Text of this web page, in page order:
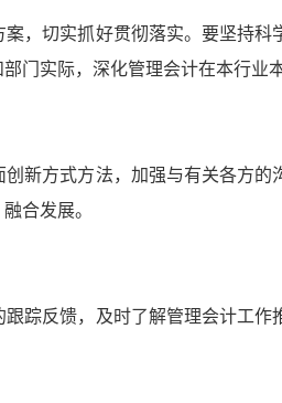
，切实抓好贯彻落实。要坚持
门实际，深化管理会计在本行业
新方式方法，加强与有关各方
合发展。
踪反馈，及时了解管理会计工